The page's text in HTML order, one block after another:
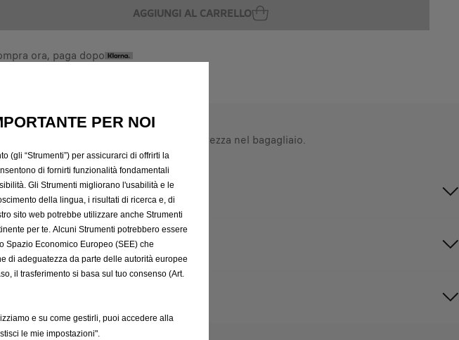
AGGIUNGI AL CARRELLO
ora, paga dopo
animale domestico in totale sicurezza nel bagagliaio.
PER NOI
(gli “Strumenti”) per assicurarci di offrirti la
di fornirti funzionalità fondamentali
Gli Strumenti migliorano l'usabilità e le
della lingua, i risultati di ricerca e, di
sito web potrebbe utilizzare anche Strumenti
per te. Alcuni Strumenti potrebbero essere
Spazio Economico Europeo (SEE) che
di adeguatezza da parte delle autorità europee
il trasferimento si basa sul tuo consenso (Art.
e su come gestirli, puoi accedere alla
le mie impostazioni".